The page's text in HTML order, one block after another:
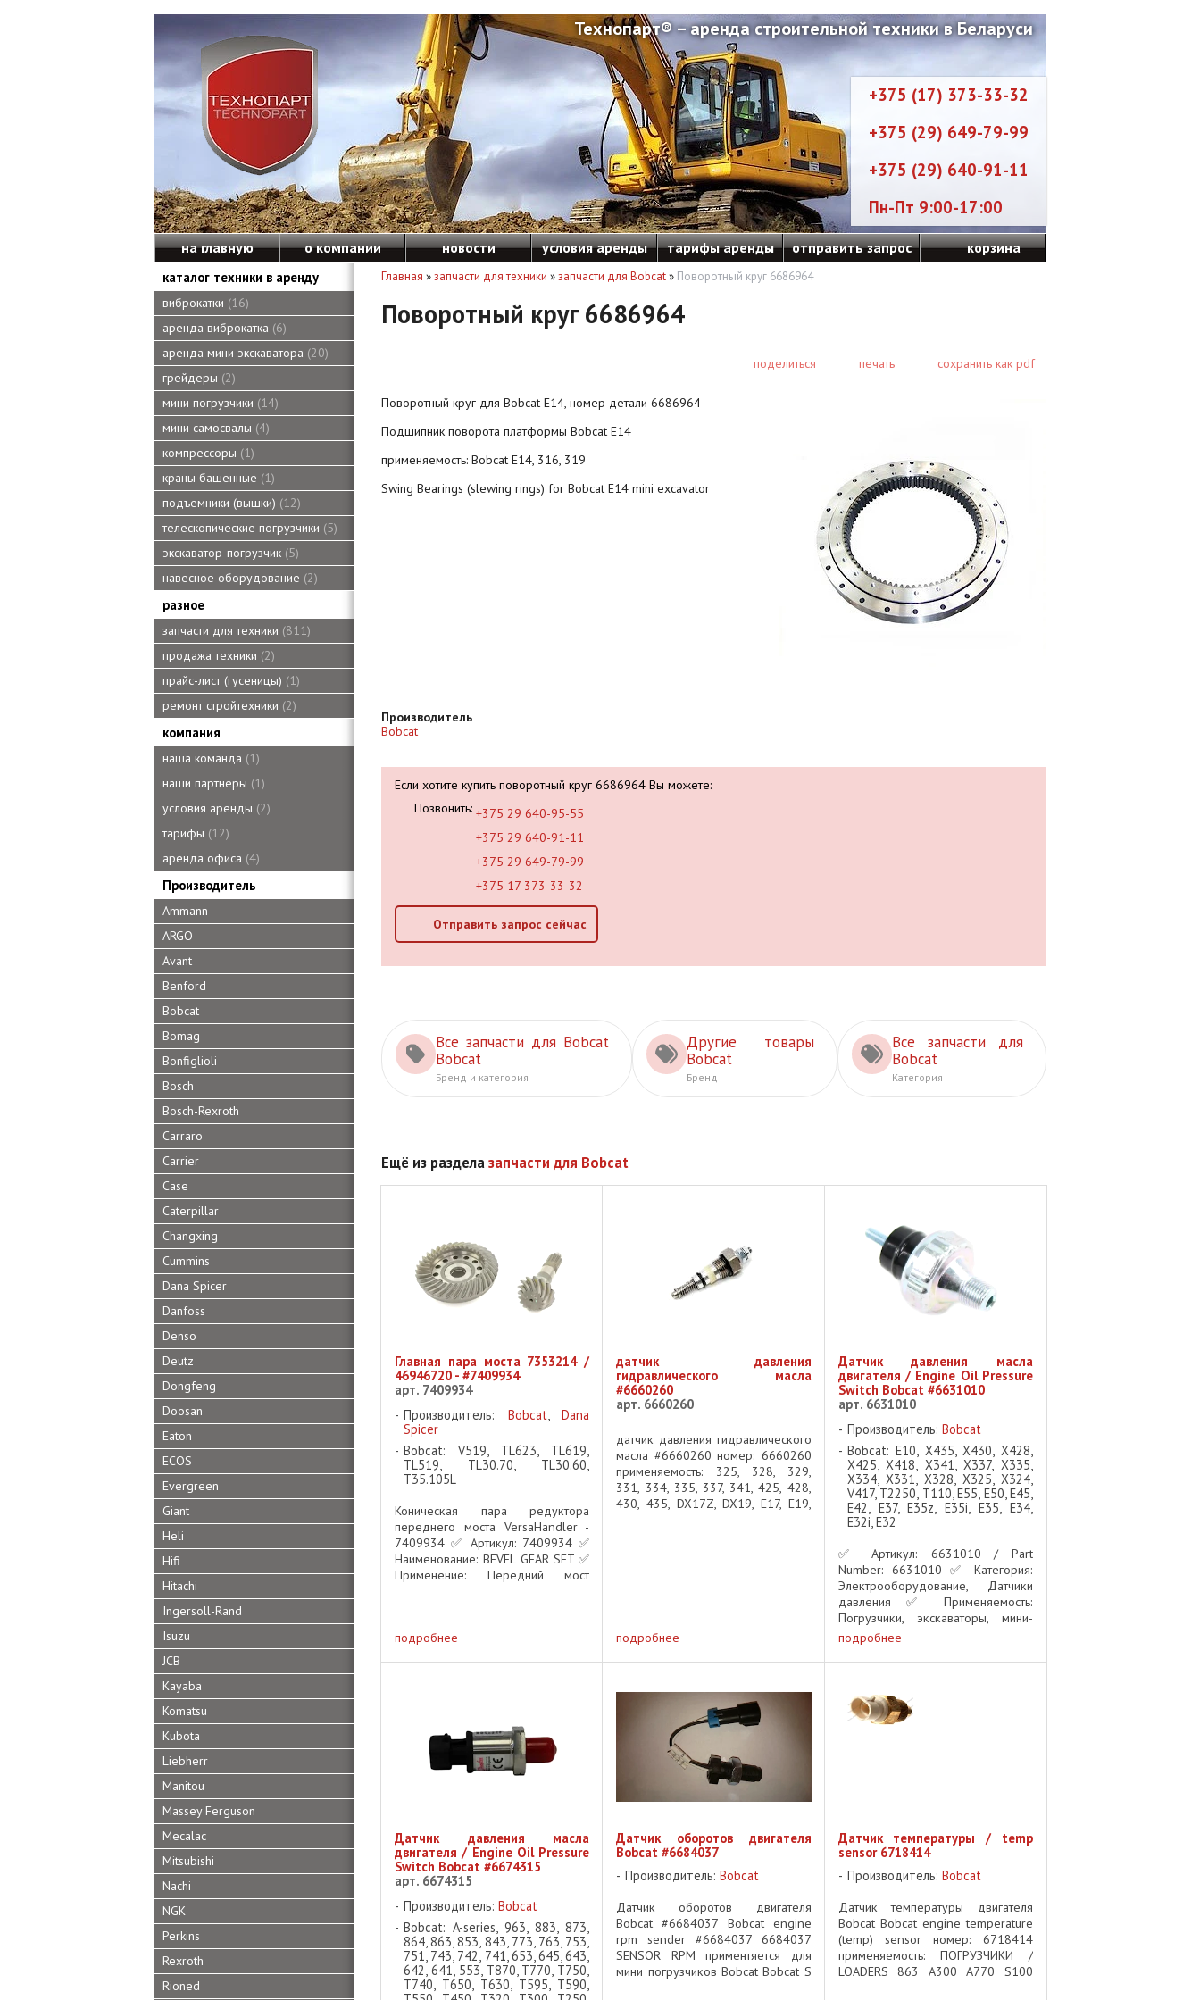
Технопарт® – аренда строительной техники в Беларуси
+375 (17) 373-33-32
+375 (29) 649-79-99
+375 (29) 640-91-11
Пн-Пт 9:00-17:00
на главную о компании новости условия аренды тарифы аренды отправить запрос корзина
каталог техники в аренду
виброкатки
16
аренда виброкатка 6
аренда мини экскаватора 20
грейдеры 2
мини погрузчики
14
мини самосвалы 4
компрессоры
1
краны башенные
1
подъемники (вышки)
12
телескопические погрузчики 5
экскаватор-погрузчик 5
навесное оборудование 2
разное
запчасти для техники 811
продажа техники 2
прайс-лист (гусеницы)
1
ремонт стройтехники 2
компания
наша команда
1
наши партнеры
1
условия аренды 2
тарифы
12
аренда офиса 4
Производитель
Ammann
ARGO
Avant
Benford
Bobcat
Bomag
Bonfiglioli
Bosch
Bosch-Rexroth
Carraro
Carrier
Case
Caterpillar
Changxing
Cummins
Dana Spicer
Danfoss
Denso
Deutz
Dongfeng
Doosan
Eaton
ECOS
Evergreen
Giant
Heli
Hifi
Hitachi
Ingersoll-Rand
Isuzu
JCB
Kayaba
Komatsu
Kubota
Liebherr
Manitou
Massey Ferguson
Mecalac
Mitsubishi
Nachi
NGK
Perkins
Rexroth
Rioned
Главная »запчасти для техники »запчасти для Bobcat» Поворотный круг 6686964
Поворотный круг 6686964
поделиться печать сохранить как pdf
Поворотный круг для Bobcat E14, номер детали 6686964
Подшипник поворота платформы Bobcat E14
применяемость: Bobcat E14, 316, 319
Swing Bearings (slewing rings) for Bobcat E14 mini excavator
Производитель
Bobcat
Если хотите купить поворотный круг 6686964 Вы можете:
Позвонить: +375 29 640-95-55
+375 29 640-91-11
+375 29 649-79-99
+375 17 373-33-32
Отправить запрос сейчас
Все запчасти для Bobcat
Bobcat
Бренд и категория
Другие товары
Bobcat
Бренд
Все запчасти для
Bobcat
Категория
Ещё из разделазапчасти для Bobcat
Главная пара моста 7353214 /
46946720 - #7409934
арт. 7409934
Производитель: Bobcat ,Dana
Spicer
Bobcat: V519, TL623, TL619,
TL519, TL30.70, TL30.60,
T35.105L
Коническая пара редуктора
переднего моста VersaHandler -
7409934 ✅ Артикул: 7409934 ✅
Наименование: BEVEL GEAR SET ✅
Применение: Передний мост
Spicer: 10086838 ...
подробнее
датчик давления
гидравлического масла
#6660260
арт. 6660260
датчик давления гидравлического
масла #6660260 номер: 6660260
применяемость: 325, 328, 329,
331, 334, 335, 337, 341, 425, 428,
430, 435, DX17Z, DX19, E17, E19,
подробнее
Датчик давления масла
двигателя / Engine Oil Pressure
Switch Bobcat #6631010
арт. 6631010
Производитель: Bobcat
Bobcat: E10, X435, X430, X428,
X425, X418, X341, X337, X335,
X334, X331, X328, X325, X324,
V417, T2250, T110, E55, E50, E45,
E42, E37, E35z, E35i, E35, E34,
E32i, E32
✅ Артикул: 6631010 / Part
Number: 6631010 ✅ Категория:
Электрооборудование, Датчики
давления ✅ Применяемость:
Погрузчики, экскаваторы, мини-
техника Bobcat Описание /
Description Датчик давления
масла Bobcat #6631010
подробнее
Датчик давления масла
двигателя / Engine Oil Pressure
Switch Bobcat #6674315
арт. 6674315
Производитель: Bobcat
Bobcat: A-series, 963, 883, 873,
864, 863, 853, 843, 773, 763, 753,
751, 743, 742, 741, 653, 645, 643,
642, 641, 553, T870, T770, T750,
T740, T650, T630, T595, T590,
Датчик оборотов двигателя
Bobcat #6684037
Производитель:Bobcat
Датчик оборотов двигателя
Bobcat #6684037 Bobcat engine
rpm sender #6684037 6684037
SENSOR RPM приментяется для
мини погрузчиков Bobcat Bobcat S
Датчик температуры / temp
sensor 6718414
Производитель: Bobcat
Датчик температуры двигателя
Bobcat Bobcat engine temperature
(temp) sensor номер: 6718414
применяемость: ПОГРУЗЧИКИ /
LOADERS 863 A300 A770 S100